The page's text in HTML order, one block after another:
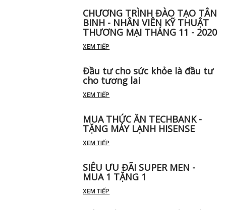
CHƯƠNG TRÌNH ĐÀO TẠO TÂN
BINH - NHÂN VIÊN KỸ THUẬT
THƯƠNG MẠI THÁNG 11 - 2020
XEM TIẾP
Đầu tư cho sức khỏe là đầu tư
cho tương lai
XEM TIẾP
MUA THỨC ĂN TECHBANK -
TẶNG MÁY LẠNH HISENSE
XEM TIẾP
SIÊU ƯU ĐÃI SUPER MEN -
MUA 1 TẶNG 1
XEM TIẾP